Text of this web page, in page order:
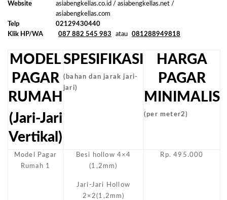
Website
asiabengkellas.co.id / asiabengkellas.net /
asiabengkellas.com
Telp
02129430440
Klik HP/WA
087 882 545 983 atau 081288949818
MODEL
PAGAR
RUMAH
(Jari-Jari
Vertikal)
SPESIFIKASI
(bahan dan jarak jari-
jari)
HARGA
PAGAR
MINIMALIS
(per meter2)
Model Pagar
Rumah 1
Besi hollow 4×4
(1,2mm)
Jari-Jari Hollow
2×2(1,2mm)
Rp. 495.000